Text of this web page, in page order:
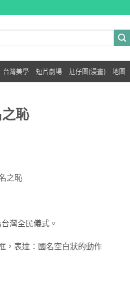
台灣美學 短片劇場 尪仔圖(漫畫) 地圖
恥
之恥
灣全民儀式。
表達：國名空白狀的動作